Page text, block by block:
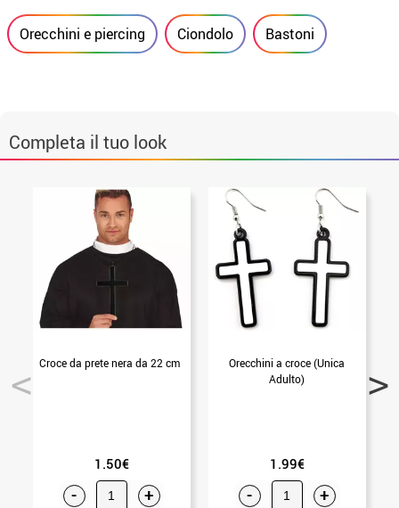
Orecchini e piercing Ciondolo Bastoni
Completa il tuo look
Croce da prete nera da 22 cm
1.50€
- +
Orecchini a croce (Unica
Adulto)
1.99€
- +